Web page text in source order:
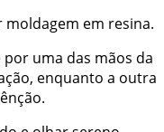
em resina.
uma das mãos da
enquanto a outra